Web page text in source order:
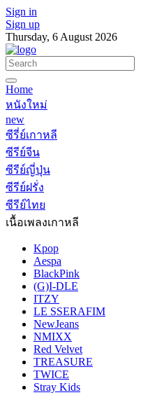
Sign in
Sign up
Thursday, 6 August 2026
Home
หนังใหม่
new
ซีรี่ย์เกาหลี
ซีรีย์จีน
ซีรีย์ญี่ปุ่น
ซีรีย์ฝรั่ง
ซีรีย์ไทย
เนื้อเพลงเกาหลี
Kpop
Aespa
BlackPink
(G)I-DLE
ITZY
LE SSERAFIM
NewJeans
NMIXX
Red Velvet
TREASURE
TWICE
Stray Kids